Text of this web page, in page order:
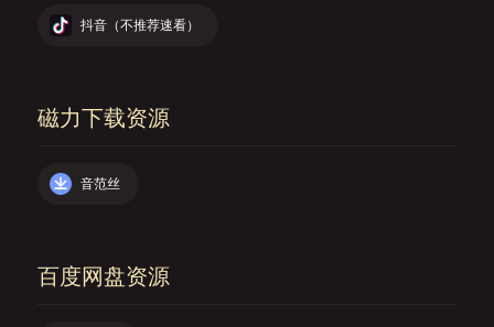
抖音（不推荐速看）
磁力下载资源
音范丝
百度网盘资源